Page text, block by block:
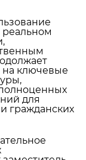
на ключевые
для
гражданских